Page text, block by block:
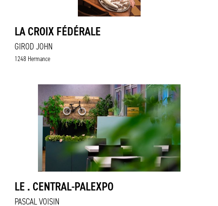
LA CROIX FÉDÉRALE
GIROD JOHN
1248 Hermance
LE . CENTRAL-PALEXPO
PASCAL VOISIN